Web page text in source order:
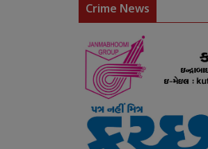
Crime News